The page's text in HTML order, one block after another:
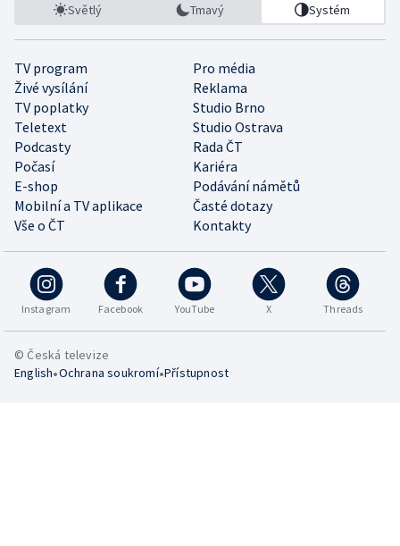
Světlý Tmavý Systém
TV program
Pro média
Živé vysílání
Reklama
TV poplatky
Studio Brno
Teletext
Studio Ostrava
Podcasty
Rada ČT
Počasí
Kariéra
E-shop
Podávání námětů
Mobilní a TV aplikace
Časté dotazy
Vše o ČT
Kontakty
Instagram Facebook YouTube X Threads
© Česká televize
English•Ochrana soukromí•Přístupnost